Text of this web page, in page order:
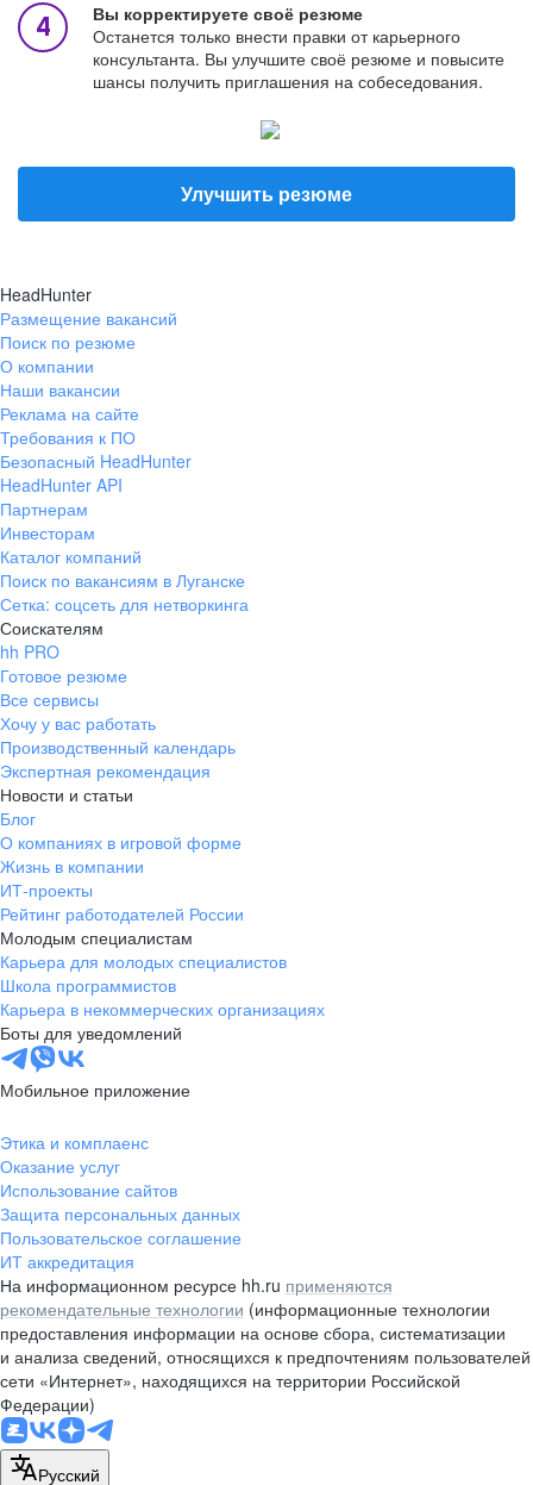
Вы корректируете своё резюме
Останется только внести правки от карьерного
консультанта. Вы улучшите своё резюме и повысите
шансы получить приглашения на собеседования.
Улучшить резюме
HeadHunter
Размещение вакансий
Поиск по резюме
О компании
Наши вакансии
Реклама на сайте
Требования к ПО
Безопасный HeadHunter
HeadHunter API
Партнерам
Инвесторам
Каталог компаний
Поиск по вакансиям в Луганске
Сетка: соцсеть для нетворкинга
Соискателям
hh PRO
Готовое резюме
Все сервисы
Хочу у вас работать
Производственный календарь
Экспертная рекомендация
Новости и статьи
Блог
О компаниях в игровой форме
Жизнь в компании
ИТ-проекты
Рейтинг работодателей России
Молодым специалистам
Карьера для молодых специалистов
Школа программистов
Карьера в некоммерческих организациях
Боты для уведомлений
Мобильное приложение
Этика и комплаенс
Оказание услуг
Использование сайтов
Защита персональных данных
Пользовательское соглашение
ИТ аккредитация
На информационном ресурсе hh.ru применяются
рекомендательные технологии (информационные технологии
предоставления информации на основе сбора, систематизации
и анализа сведений, относящихся к предпочтениям пользователей
сети «Интернет», находящихся на территории Российской
Федерации)
Русский